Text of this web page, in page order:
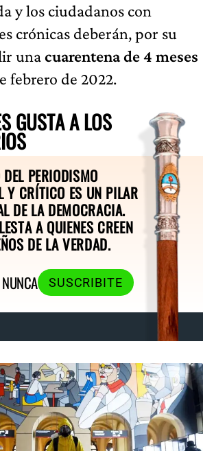
y los ciudadanos con
crónicas deberán, por su
unacuarentena de 4 meses
febrero de 2022.
GUSTA A LOS
PERIODISMO
Y CRÍTICO ES UN PILAR
DE LA DEMOCRACIA.
A QUIENES CREEN
DE LA VERDAD.
SUSCRIBITE